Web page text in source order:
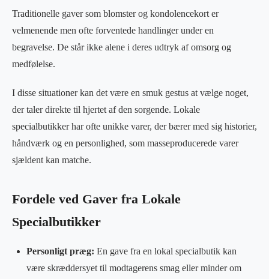
Traditionelle gaver som blomster og kondolencekort er
velmenende men ofte forventede handlinger under en
begravelse. De står ikke alene i deres udtryk af omsorg og
medfølelse.
I disse situationer kan det være en smuk gestus at vælge noget,
der taler direkte til hjertet af den sorgende. Lokale
specialbutikker har ofte unikke varer, der bærer med sig historier,
håndværk og en personlighed, som masseproducerede varer
sjældent kan matche.
Fordele ved Gaver fra Lokale
Specialbutikker
Personligt præg: En gave fra en lokal specialbutik kan
være skræddersyet til modtagerens smag eller minder om